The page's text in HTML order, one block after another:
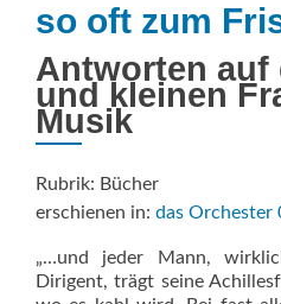
so oft zum
Antworten auf
und kleinen
Musik
Rubrik: Bücher
erschienen in: das Orchester
„…und jeder Mann,
Dirigent, trägt seine